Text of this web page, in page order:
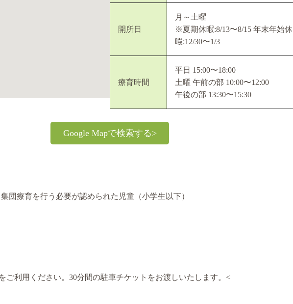
開所日
月～土曜
※夏期休暇:8/13〜8/15 年末年始休
暇:12/30〜1/3
療育時間
平日 15:00〜18:00
土曜 午前の部 10:00〜12:00
午後の部 13:30〜15:30
Google Mapで検索する>
団療育を行う必要が認められた児童（小学生以下）
ご利用ください。30分間の駐車チケットをお渡しいたします。<